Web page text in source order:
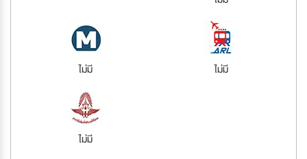
ไม่มี ไม่มี
ไม่มี